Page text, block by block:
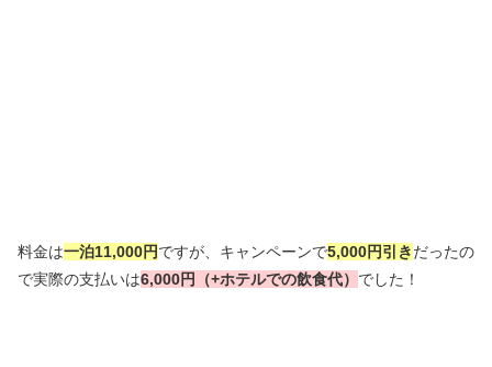
料金は一泊11,000円ですが、キャンペーンで5,000円引きだったの
で実際の支払いは6,000円（+ホテルでの飲食代） でした！